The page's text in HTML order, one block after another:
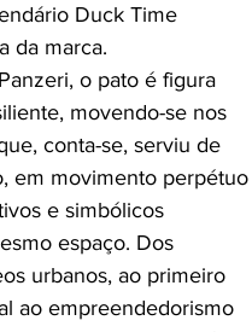
Duck Time
da marca.
o pato é figura
movendo-se nos
conta-se, serviu de
em movimento perpétuo
e simbólicos
espaço. Dos
urbanos, ao primeiro
ao empreendedorismo